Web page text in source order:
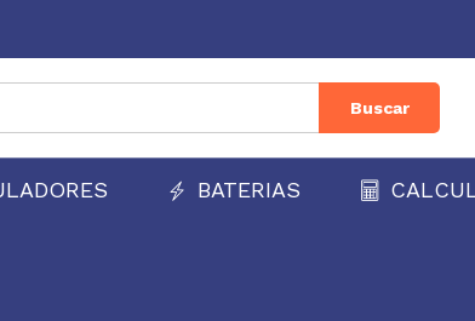
Buscar
BATERIAS